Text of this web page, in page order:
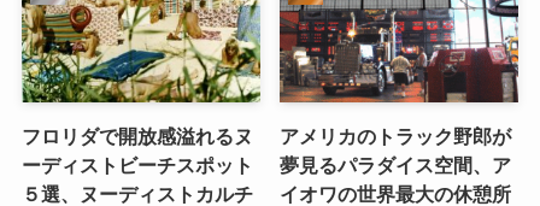
フロリダで開放感溢れるヌ
ーディストビーチスポット
５選、ヌーディストカルチ
アメリカのトラック野郎が
夢見るパラダイス空間、ア
イオワの世界最大の休憩所